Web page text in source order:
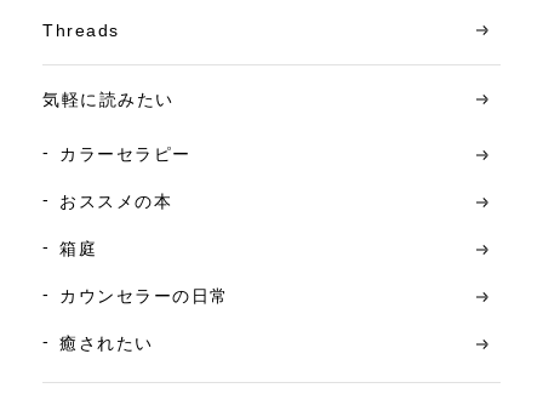
Threads
気軽に読みたい
カラーセラピー
おススメの本
箱庭
カウンセラーの日常
癒されたい